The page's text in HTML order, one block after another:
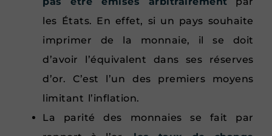
les États. En effet, si un pays souhaite
imprimer de la monnaie, il se doit
d’avoir l’équivalent dans ses réserves
d’or. C’est l’un des premiers moyens
limitant l’inflation.
La parité des monnaies se fait par